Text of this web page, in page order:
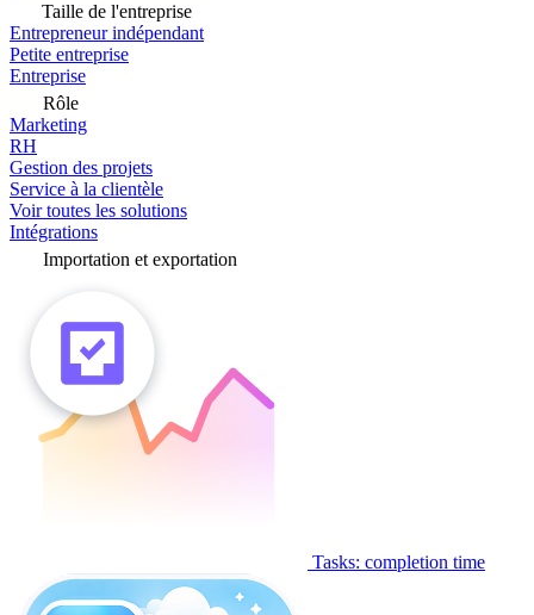
Taille de l'entreprise
Entrepreneur indépendant
Petite entreprise
Entreprise
Rôle
Marketing
RH
Gestion des projets
Service à la clientèle
Voir toutes les solutions
Intégrations
Importation et exportation
Tasks: completion time